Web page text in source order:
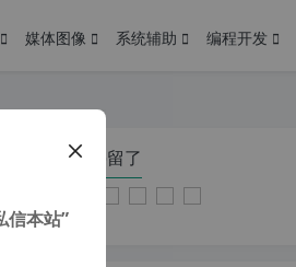
媒体图像 系统辅助 编程开发
您在本页停留了
信本站”